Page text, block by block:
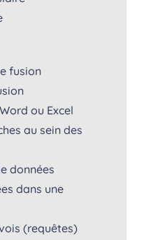
fusion
ou Excel
au sein des
données
dans une
(requêtes)